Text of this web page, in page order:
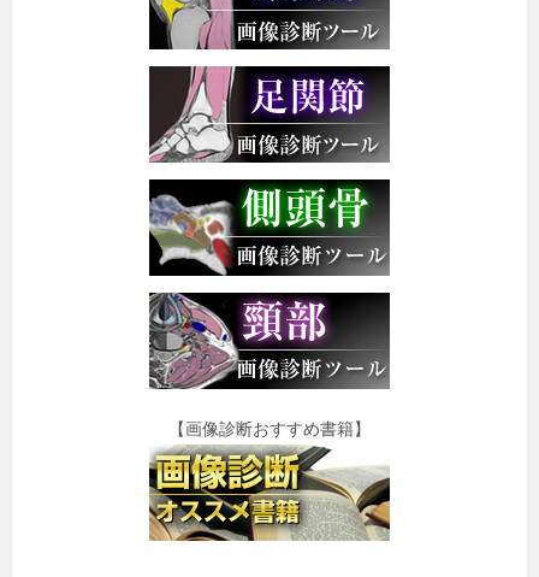
【画像診断おすすめ書籍】